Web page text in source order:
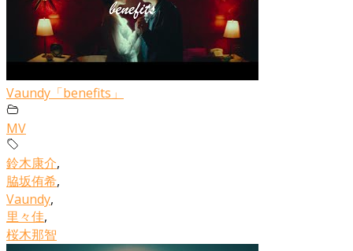
Vaundy「benefits」
MV
鈴木康介,
脇坂侑希,
Vaundy,
里々佳,
桜木那智